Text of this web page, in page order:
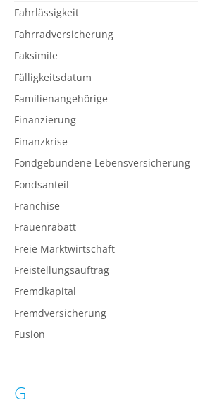
Fahrlässigkeit
Fahrradversicherung
Faksimile
Fälligkeitsdatum
Familienangehörige
Finanzierung
Finanzkrise
Fondgebundene Lebensversicherung
Fondsanteil
Franchise
Frauenrabatt
Freie Marktwirtschaft
Freistellungsauftrag
Fremdkapital
Fremdversicherung
Fusion
G